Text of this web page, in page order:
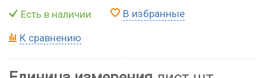
Есть в наличии В избранные
К сравнению